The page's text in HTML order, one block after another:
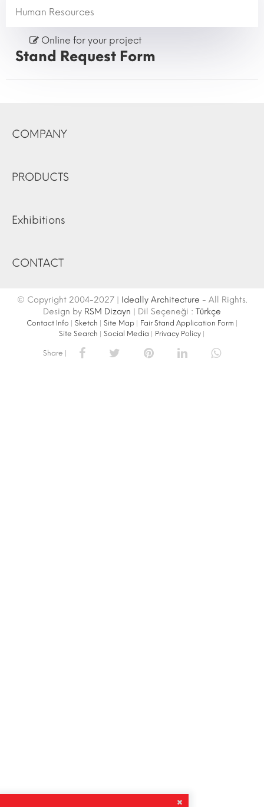
Human Resources
Online for your project
Stand Request Form
COMPANY
PRODUCTS
Exhibitions
CONTACT
© Copyright 2004-2027 | Ideally Architecture - All Rights.
Design by RSM Dizayn | Dil Seçeneği : Türkçe
Contact Info Sketch Site Map| Fair Stand Application Form
Site Search
Social Media Privacy Policy
Share |